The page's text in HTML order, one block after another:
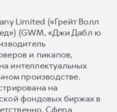
Limited («Грейт Волл
(GWM, «Джи Дабл ю
и пикапов,
интеллектуальных
производстве.
на
фондовых биржах в
Сфера